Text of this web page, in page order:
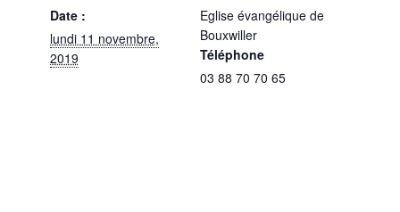
Date :
lundi 11 novembre,
2019
Eglise évangélique de
Bouxwiller
Téléphone
03 88 70 70 65